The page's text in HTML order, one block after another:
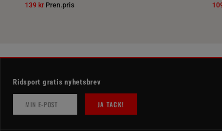
139 kr Pren.pris
Ridsport gratis nyhetsbrev
JA TACK!